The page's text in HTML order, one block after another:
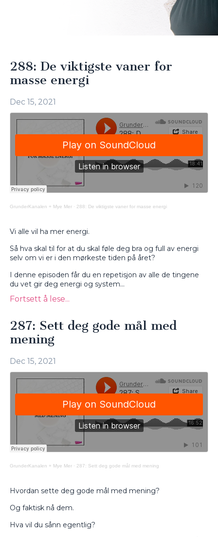
288: De viktigste vaner for
masse energi
Dec 15, 2021
GrunderKanalen + Mye Mer · 288: De viktigste vaner for masse energi
Vi alle vil ha mer energi.
Så hva skal til for at du skal føle deg bra og full av energi
selv om vi er i den mørkeste tiden på året?
I denne episoden får du en repetisjon av alle de tingene
du vet gir deg energi og system...
Fortsett å lese...
287: Sett deg gode mål med
mening
Dec 15, 2021
GrunderKanalen + Mye Mer · 287: Sett deg gode mål med mening
Hvordan sette deg gode mål med mening?
Og faktisk nå dem.
Hva vil du sånn egentlig?